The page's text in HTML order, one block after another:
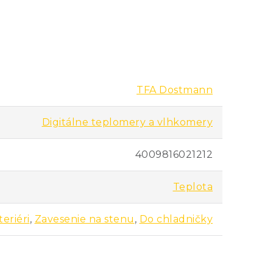
potravín a udržiavanie optimálnej
TFA Dostmann
Digitálne teplomery a vlhkomery
4009816021212
Teplota
, Zavesenie na stenu , Do chladničky